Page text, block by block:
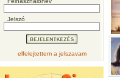
Jelszó
elfelejtettem a jelszavam